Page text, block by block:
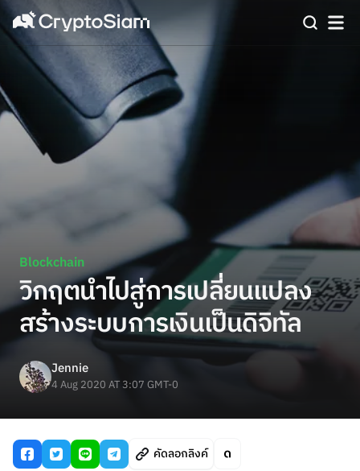
Blockchain
วิกฤตนำไปสู่การเปลี่ยนแปลง
สร้างระบบการเงินเป็นดิจิทัล
Jennie
4 Aug 2020 AT 3:07 GMT-0
คัดลอกลิงค์